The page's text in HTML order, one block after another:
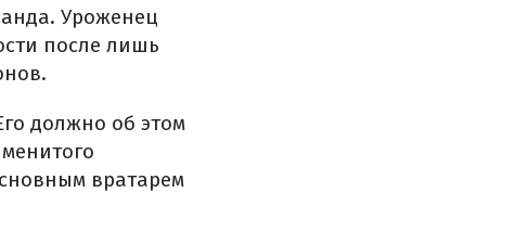
Уроженец
после лишь
должно об этом
вратарем